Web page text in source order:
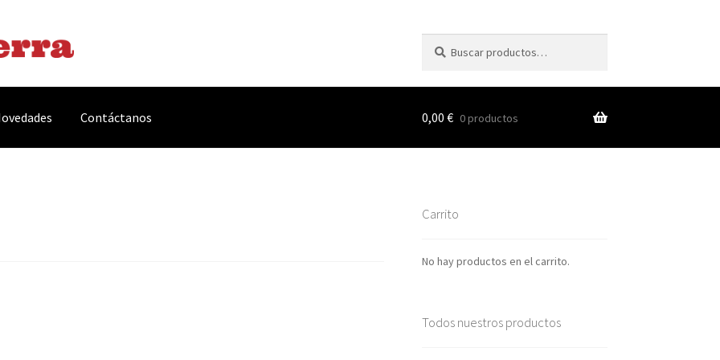
por:
Contáctanos 0,00 € 0 productos
Carrito
No hay productos en el carrito.
Todos nuestros productos